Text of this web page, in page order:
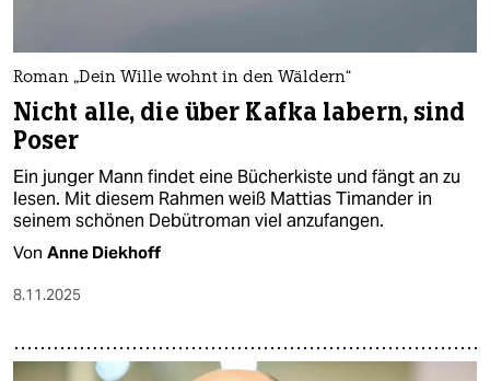
Roman „Dein Wille wohnt in den Wäldern“
Nicht alle, die über Kafka labern, sind
Poser
Ein junger Mann findet eine Bücherkiste und fängt an zu
lesen. Mit diesem Rahmen weiß Mattias Timander in
seinem schönen Debütroman viel anzufangen.
Von Anne Diekhoff
8.11.2025